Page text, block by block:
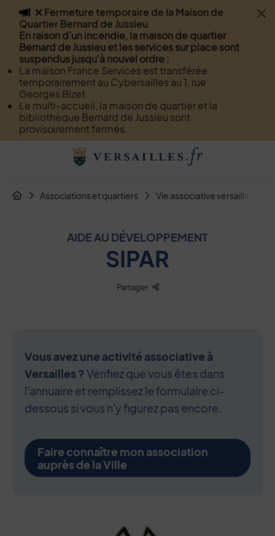
Flash info
❌ Fermeture temporaire de la Maison de
Quartier Bernard de Jussieu
En raison d'un incendie, la maison de quartier
Bernard de Jussieu et les services sur place sont
suspendus jusqu'à nouvel ordre :
La maison France Services est transférée
temporairement au Cybersailles au 1, rue
Georges Bizet.
Le multi-accueil, la maison de quartier et la
bibliothèque Bernard de Jussieu sont
provisoirement fermés.
Menu de raccourcis
Menu
Recherche
Page de contact
Contenu
Retour à l'accueil
Fil d'Arianne de la page
Page d'accueil du site
Associations et quartiers Vie associative versaillaise
AIDE AU DÉVELOPPEMENT
SIPAR
Partager Liste des liens de partage
Vous avez une activité associative à
Versailles ? Vérifiez que vous êtes dans
l'annuaire et remplissez le formulaire ci-
dessous si vous n'y figurez pas encore.
Faire connaître mon association
auprès de la Ville
Contenu de la fiche d'annuaire